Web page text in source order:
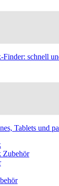
Finder: schnell
Tablets und
Zubehör